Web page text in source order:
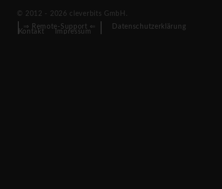
© 2012 - 2026 cleverbits GmbH.
⇒ Remote-Support ⇐
Datenschutzerklärung
Kontakt Impressum